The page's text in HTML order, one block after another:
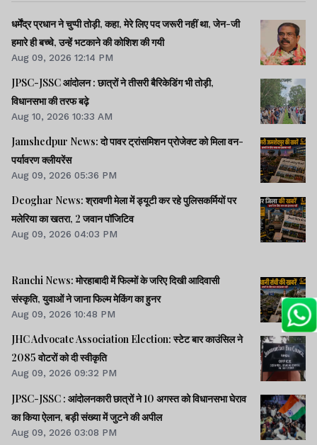
धर्मेंद्र प्रधान ने चुप्पी तोड़ी, कहा, मेरे लिए पद जरूरी नहीं था, जेन-जी
हमारे ही बच्चे, उन्हें भटकाने की कोशिश की गयी
Aug 09, 2026 12:14 PM
JPSC-JSSC आंदोलन : छात्रों ने तीसरी बैरिकेडिंग भी तोड़ी,
विधानसभा की तरफ बढ़े
Aug 10, 2026 10:33 AM
Jamshedpur News: दो पावर ट्रांसमिशन प्रोजेक्ट को मिला वन-
पर्यावरण क्लीयरेंस
Aug 09, 2026 05:36 PM
Deoghar News: श्रावणी मेला में ड्यूटी कर रहे पुलिसकर्मियों पर
मलेरिया का खतरा, 2 जवान पॉजिटिव
Aug 09, 2026 04:03 PM
Ranchi News: मोरहाबादी में फिल्मों के जरिए दिखी आदिवासी
संस्कृति, युवाओं ने जाना फिल्म मेकिंग का हुनर
Aug 09, 2026 10:48 PM
JHC Advocate Association Election: स्टेट बार काउंसिल ने
2085 वोटरों को दी स्वीकृति
Aug 09, 2026 09:32 PM
JPSC-JSSC : आंदोलनकारी छात्रों ने 10 अगस्त को विधानसभा घेराव
का किया ऐलान, बड़ी संख्या में जुटने की अपील
Aug 09, 2026 03:08 PM